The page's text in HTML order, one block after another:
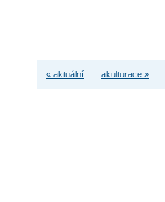
« aktuální akulturace »